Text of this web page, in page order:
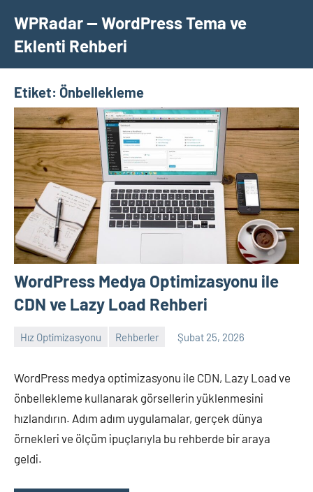
geçWPRadar — WordPress Tema ve
Eklenti Rehberi
Etiket: Önbellekleme
WordPress Medya Optimizasyonu ile
CDN ve Lazy Load Rehberi
Hız Optimizasyonu Rehberler Şubat 25, 2026
WordPress medya optimizasyonu ile CDN, Lazy Load ve
önbellekleme kullanarak görsellerin yüklenmesini
hızlandırın. Adım adım uygulamalar, gerçek dünya
örnekleri ve ölçüm ipuçlarıyla bu rehberde bir araya
geldi.